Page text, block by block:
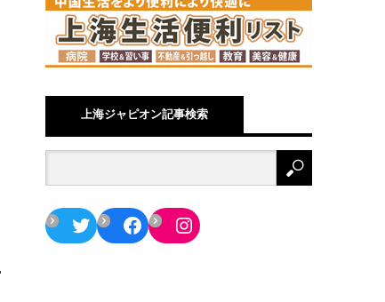
上海ジャピオン記事検索
TwitterFacebookInstagram